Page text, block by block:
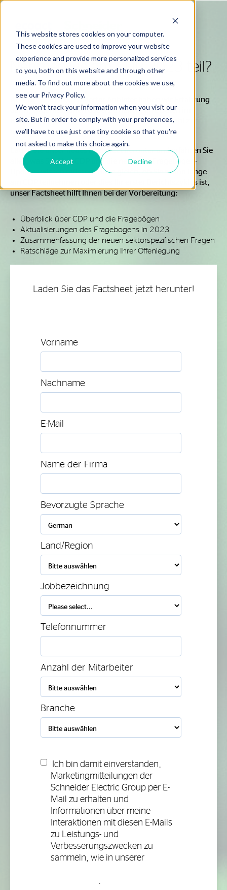
This website stores cookies on your computer.
These cookies are used to improve your website
experience and provide more personalized services
to you, both on this website and through other
media. To find out more about the cookies we use,
see our Privacy Policy.
We won't track your information when you visit our
site. But in order to comply with your preferences,
we'll have to use just one tiny cookie so that you're
not asked to make this choice again.
Accept Decline
Nehmen Sie am CDP 2023 teil?
Als CDP-Gold-akkreditierter Anbieter haben wir Erfahrung
darin, Organisationen dabei zu helfen, ihre Daten im
Rahmen des CDP offenzulegen und ihre Punktzahl zu
erhöhen.
Laden Sie unser neues Factsheet herunter und erfahren Sie
alles, was Sie über CDP und die neuesten Fragebogen-
Updates wissen müssen. Ganz gleich, ob Sie schon lange
am CDP teilnehmen oder dies Ihr erster Berichtszyklus ist,
unser Factsheet hilft Ihnen bei der Vorbereitung:
Überblick über CDP und die Fragebögen
Aktualisierungen des Fragebogens in 2023
Zusammenfassung der neuen sektorspezifischen Fragen
Ratschläge zur Maximierung Ihrer Offenlegung
Laden Sie das Factsheet jetzt herunter!
Vorname
Nachname
E-Mail
Name der Firma
Bevorzugte Sprache
Land/Region
Jobbezeichnung
Telefonnummer
Anzahl der Mitarbeiter
Branche
Ich bin damit einverstanden,
Marketingmitteilungen der
Schneider Electric Group per E-
Mail zu erhalten und
Informationen über meine
Interaktionen mit diesen E-Mails
zu Leistungs- und
Verbesserungszwecken zu
sammeln, wie in unserer
.